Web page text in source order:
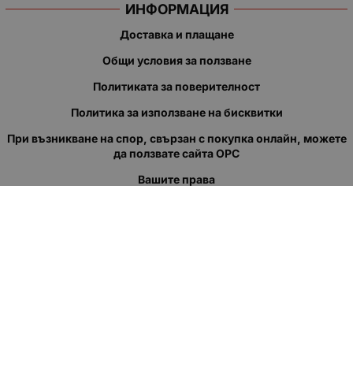
ИНФОРМАЦИЯ
Доставка и плащане
Общи условия за ползване
Политиката за поверителност
Политика за използване на бисквитки
При възникване на спор, свързан с покупка онлайн, можете
да ползвате сайта ОРС
Вашите права